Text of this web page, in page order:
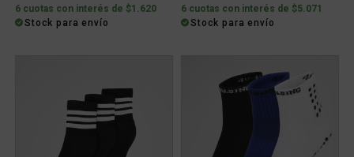
6 cuotas con interés de $1.620
Stock para envío
6 cuotas con interés de $5.071
Stock para envío